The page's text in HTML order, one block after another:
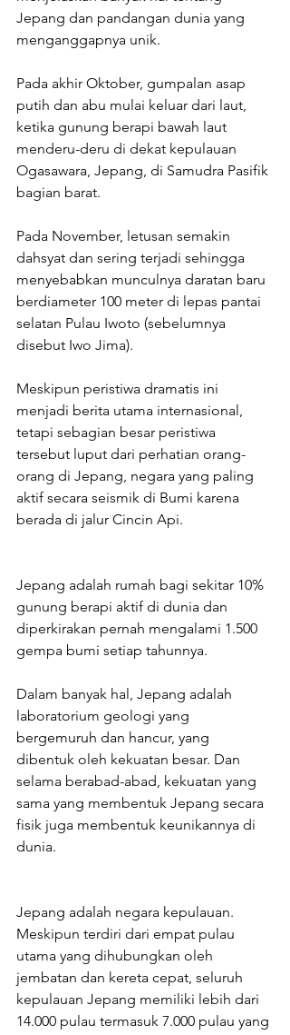
Jepang dan pandangan dunia yang
menganggapnya unik.
Pada akhir Oktober, gumpalan asap
putih dan abu mulai keluar dari laut,
ketika gunung berapi bawah laut
menderu-deru di dekat kepulauan
Ogasawara, Jepang, di Samudra Pasifik
bagian barat.
Pada November, letusan semakin
dahsyat dan sering terjadi sehingga
menyebabkan munculnya daratan baru
berdiameter 100 meter di lepas pantai
selatan Pulau Iwoto (sebelumnya
disebut Iwo Jima).
Meskipun peristiwa dramatis ini
menjadi berita utama internasional,
tetapi sebagian besar peristiwa
tersebut luput dari perhatian orang-
orang di Jepang, negara yang paling
aktif secara seismik di Bumi karena
berada di jalur Cincin Api.
Jepang adalah rumah bagi sekitar 10%
gunung berapi aktif di dunia dan
diperkirakan pernah mengalami 1.500
gempa bumi setiap tahunnya.
Dalam banyak hal, Jepang adalah
laboratorium geologi yang
bergemuruh dan hancur, yang
dibentuk oleh kekuatan besar. Dan
selama berabad-abad, kekuatan yang
sama yang membentuk Jepang secara
fisik juga membentuk keunikannya di
dunia.
Jepang adalah negara kepulauan.
Meskipun terdiri dari empat pulau
utama yang dihubungkan oleh
jembatan dan kereta cepat, seluruh
kepulauan Jepang memiliki lebih dari
14.000 pulau termasuk 7.000 pulau yang